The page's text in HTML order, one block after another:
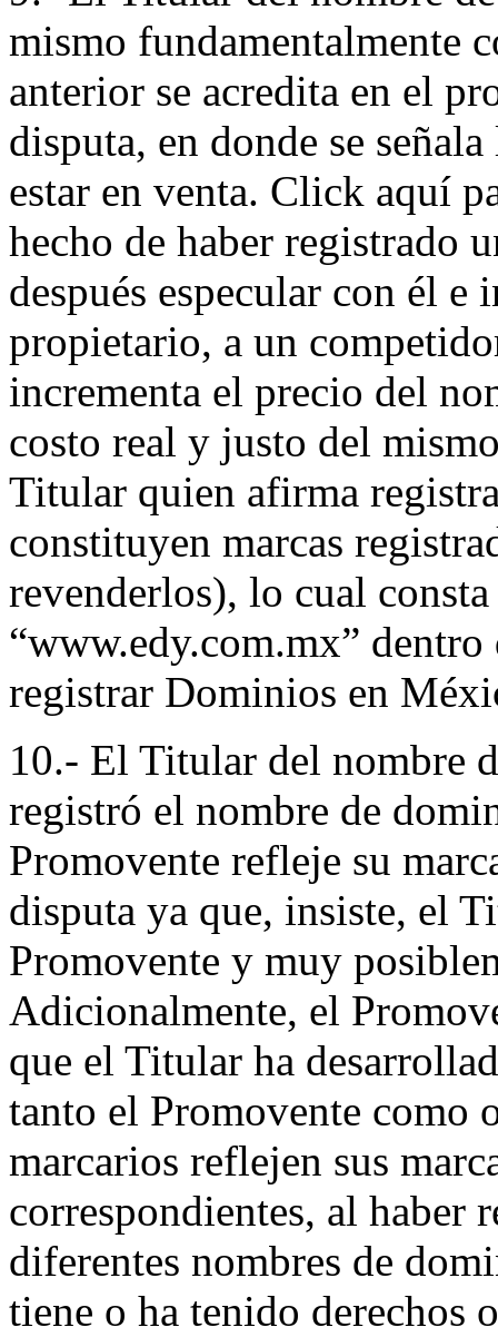
mismo fundamentalmente
anterior se acredita en el
disputa, en donde se
estar en venta. Click aquí
hecho de haber registrado
después especular con él
propietario, a un
incrementa el precio del
costo real y justo del
Titular quien afirma
constituyen marcas
revenderlos), lo cual
“www.edy.com.mx”
registrar Dominios en
10.- El Titular del nombre
registró el nombre de
Promovente refleje su
disputa ya que, insiste, el
Promovente y muy
Adicionalmente, el
que el Titular ha
tanto el Promovente como
marcarios reflejen sus
correspondientes, al haber
diferentes nombres de
tiene o ha tenido derechos